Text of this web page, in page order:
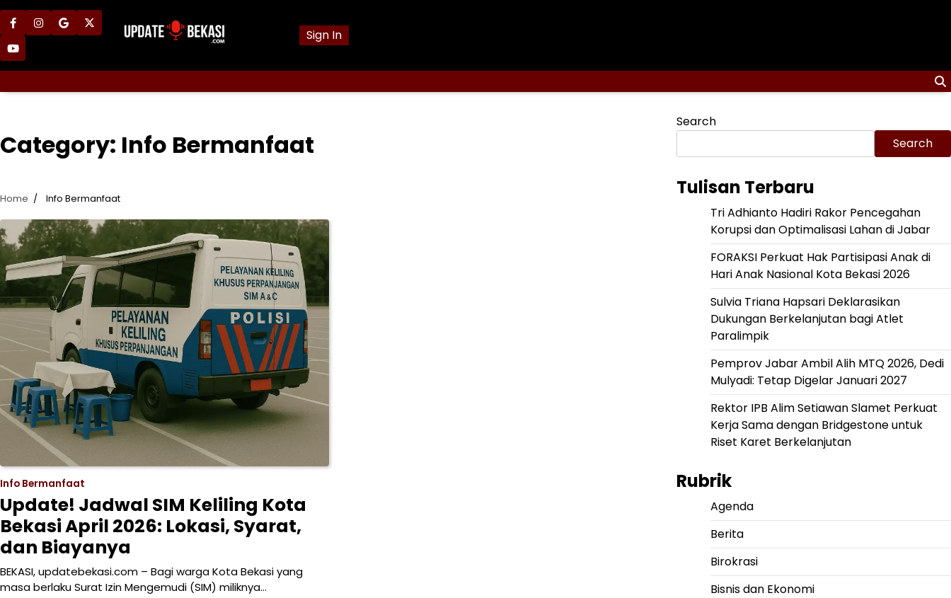
Skip
to
content
facebookinstagram
google
x
youtube
Sign In
Category: Info Bermanfaat
Home Info Bermanfaat
Info Bermanfaat
Update! Jadwal SIM Keliling Kota
Bekasi April 2026: Lokasi, Syarat,
dan Biayanya
BEKASI, updatebekasi.com – Bagi warga Kota Bekasi yang
masa berlaku Surat Izin Mengemudi (SIM) miliknya…
Search
Search
Tulisan Terbaru
Tri Adhianto Hadiri Rakor Pencegahan
Korupsi dan Optimalisasi Lahan di Jabar
FORAKSI Perkuat Hak Partisipasi Anak di
Hari Anak Nasional Kota Bekasi 2026
Sulvia Triana Hapsari Deklarasikan
Dukungan Berkelanjutan bagi Atlet
Paralimpik
Pemprov Jabar Ambil Alih MTQ 2026, Dedi
Mulyadi: Tetap Digelar Januari 2027
Rektor IPB Alim Setiawan Slamet Perkuat
Kerja Sama dengan Bridgestone untuk
Riset Karet Berkelanjutan
Rubrik
Agenda
Berita
Birokrasi
Bisnis dan Ekonomi